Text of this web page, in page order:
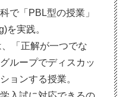
で「PBL型の授業」
を実践。
「正解が一つでな
ループでディスカッ
ョンする授業。